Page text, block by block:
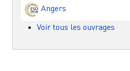
Angers
Voir tous les ouvrages